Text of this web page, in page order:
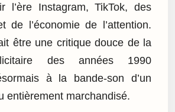
l’ère Instagram, TikTok, des
de l’économie de l’attention.
être une critique douce de la
des années 1990
à la bande-son d’un
entièrement marchandisé.